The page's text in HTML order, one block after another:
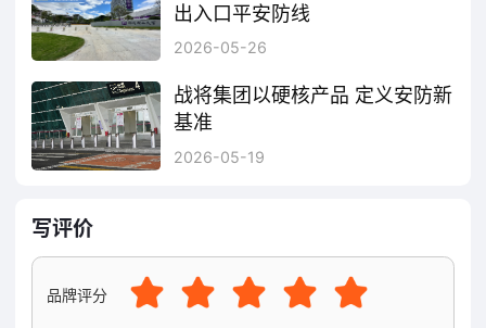
愿景领航，使命在肩。战将集团矢志成为“世界级出
入口整体解决方案第一品牌”，秉承“让出行更美
好”的经营理念，持续以技术创新推动行业升级，为
全球用户提供更安全、更便捷、更智慧的出入口体
验。
战将集团主营产品包括停车识别收费管理系统，车
位引导数据查询分析系统，访客系统，智慧园区整
体管理。硬件设备：车牌识别，智能道闸，升降
出入口平安防线
2026-05-26
战将集团以硬核产品 定义安防新
基准
2026-05-19
写评价
品牌评分